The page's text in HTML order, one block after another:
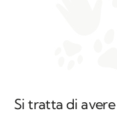
Si tratta di avere